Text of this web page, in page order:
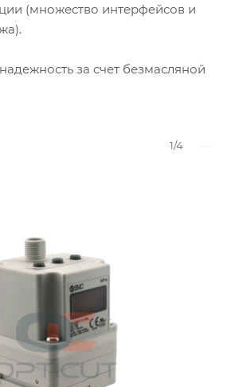
(множество интерфейсов и
за счет безмасляной
1/4